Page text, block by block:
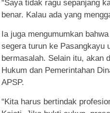
“Saya tidak ragu sepanjang
benar. Kalau ada yang
Ia juga mengumumkan
segera turun ke Pasangkayu
bermasalah. Selain itu, akan
Hukum dan Pemerintahan
APSP.
“Kita harus bertindak